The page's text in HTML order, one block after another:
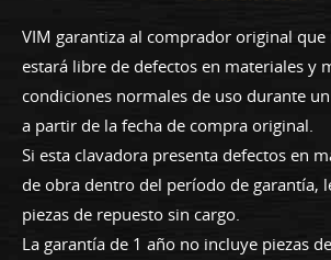
VIM garantiza al comprador original
estará libre de defectos en materiales y
condiciones normales de uso durante
a partir de la fecha de compra original.
Si esta clavadora presenta defectos en
de obra dentro del período de garantía,
piezas de repuesto sin cargo.
La garantía de 1 año no incluye piezas